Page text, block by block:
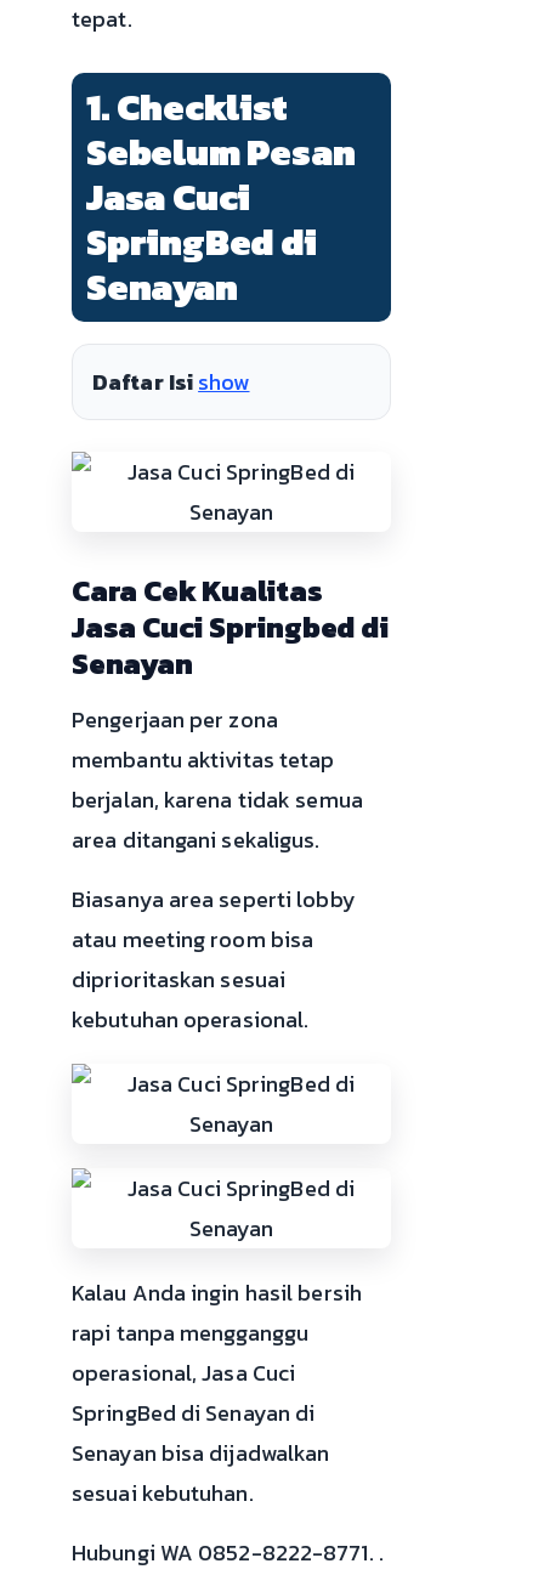
tepat.
1. Checklist
Sebelum Pesan
Jasa Cuci
SpringBed di
Senayan
Daftar Isishow
Cara Cek Kualitas
Jasa Cuci Springbed di
Senayan
Pengerjaan per zona
membantu aktivitas tetap
berjalan, karena tidak semua
area ditangani sekaligus.
Biasanya area seperti lobby
atau meeting room bisa
diprioritaskan sesuai
kebutuhan operasional.
Kalau Anda ingin hasil bersih
rapi tanpa mengganggu
operasional, Jasa Cuci
SpringBed di Senayan di
Senayan bisa dijadwalkan
sesuai kebutuhan.
Hubungi WA 0852-8222-8771. .